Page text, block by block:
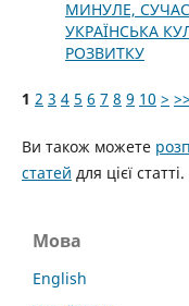
МИНУЛЕ,
УКРАЇНСЬКА
РОЗВИТКУ
1 2 3 4 5 6 7 8 9 10 > >>
Ви також можете
статей для цієї статті.
Мова
English